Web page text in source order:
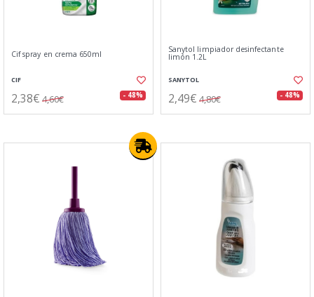
Cif spray en crema 650ml
CIF
2,38€ 4,60€ - 48%
Sanytol limpiador desinfectante
limón 1.2L
SANYTOL
2,49€ 4,80€ - 48%